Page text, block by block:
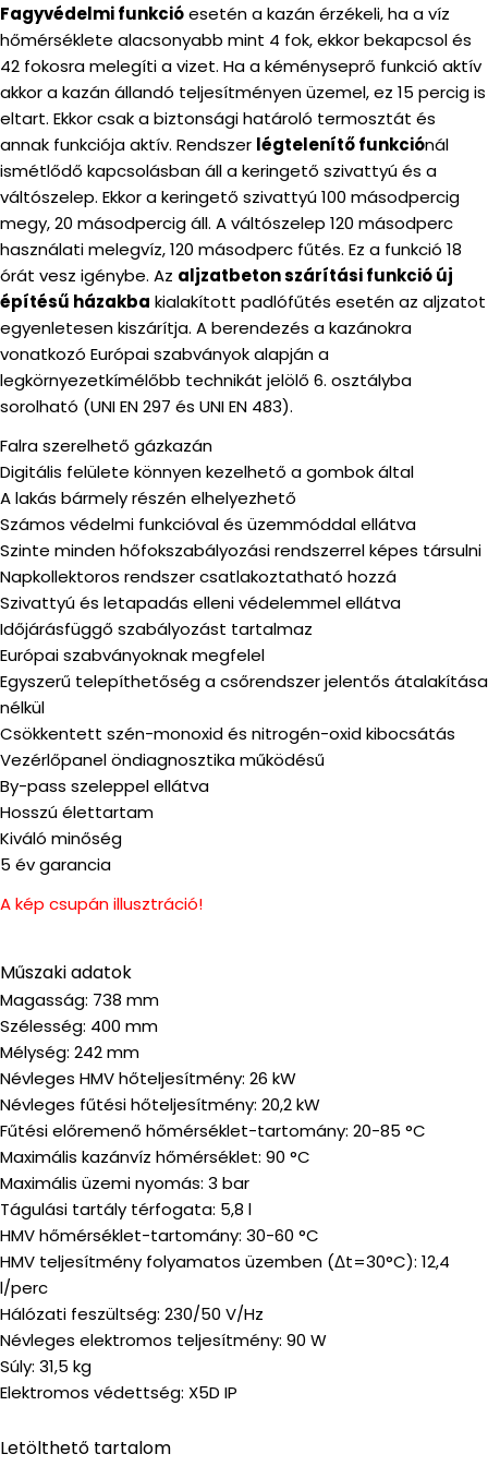
Fagyvédelmi funkcióesetén a kazán érzékeli, ha a víz
hőmérséklete alacsonyabb mint 4 fok, ekkor bekapcsol és
42 fokosra melegíti a vizet. Ha a kéményseprő funkció aktív
akkor a kazán állandó teljesítményen üzemel, ez 15 percig is
eltart. Ekkor csak a biztonsági határoló termosztát és
annak funkciója aktív. Rendszer légtelenítő funkciónál
ismétlődő kapcsolásban áll a keringető szivattyú és a
váltószelep. Ekkor a keringető szivattyú 100 másodpercig
megy, 20 másodpercig áll. A váltószelep 120 másodperc
használati melegvíz, 120 másodperc fűtés. Ez a funkció 18
órát vesz igénybe. Az aljzatbeton szárítási funkció új
építésű házakba kialakított padlófűtés esetén az aljzatot
egyenletesen kiszárítja. A berendezés a kazánokra
vonatkozó Európai szabványok alapján a
legkörnyezetkímélőbb technikát jelölő 6. osztályba
sorolható (UNI EN 297 és UNI EN 483).
Falra szerelhető gázkazán
Digitális felülete könnyen kezelhető a gombok által
A lakás bármely részén elhelyezhető
Számos védelmi funkcióval és üzemmóddal ellátva
Szinte minden hőfokszabályozási rendszerrel képes társulni
Napkollektoros rendszer csatlakoztatható hozzá
Szivattyú és letapadás elleni védelemmel ellátva
Időjárásfüggő szabályozást tartalmaz
Európai szabványoknak megfelel
Egyszerű telepíthetőség a csőrendszer jelentős átalakítása
nélkül
Csökkentett szén-monoxid és nitrogén-oxid kibocsátás
Vezérlőpanel öndiagnosztika működésű
By-pass szeleppel ellátva
Hosszú élettartam
Kiváló minőség
5 év garancia
A kép csupán illusztráció!
Műszaki adatok
Magasság: 738 mm
Szélesség: 400 mm
Mélység: 242 mm
Névleges HMV hőteljesítmény: 26 kW
Névleges fűtési hőteljesítmény: 20,2 kW
Fűtési előremenő hőmérséklet-tartomány: 20-85 °C
Maximális kazánvíz hőmérséklet: 90 °C
Maximális üzemi nyomás: 3 bar
Tágulási tartály térfogata: 5,8 l
HMV hőmérséklet-tartomány: 30-60 °C
HMV teljesítmény folyamatos üzemben (Δt=30°C): 12,4
l/perc
Hálózati feszültség: 230/50 V/Hz
Névleges elektromos teljesítmény: 90 W
Súly: 31,5 kg
Elektromos védettség: X5D IP
Letölthető tartalom